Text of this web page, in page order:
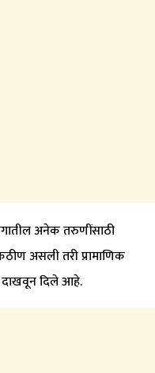
अनेक तरुणींसाठी
असली तरी प्रामाणिक
दाखवून दिले आहे.